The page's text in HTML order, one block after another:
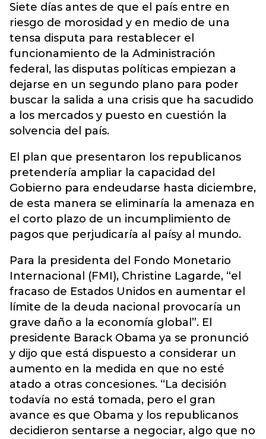
Siete días antes de que el país entre en
riesgo de morosidad y en medio de una
tensa disputa para restablecer el
funcionamiento de la Administración
federal, las disputas políticas empiezan a
dejarse en un segundo plano para poder
buscar la salida a una crisis que ha sacudido
a los mercados y puesto en cuestión la
solvencia del país.
El plan que presentaron los republicanos
pretendería ampliar la capacidad del
Gobierno para endeudarse hasta diciembre,
de esta manera se eliminaría la amenaza en
el corto plazo de un incumplimiento de
pagos que perjudicaría al paísy al mundo.
Para la presidenta del Fondo Monetario
Internacional (FMI), Christine Lagarde, “el
fracaso de Estados Unidos en aumentar el
límite de la deuda nacional provocaría un
grave daño a la economía global”. El
presidente Barack Obama ya se pronunció
y dijo que está dispuesto a considerar un
aumento en la medida en que no esté
atado a otras concesiones. “La decisión
todavía no está tomada, pero el gran
avance es que Obama y los republicanos
decidieron sentarse a negociar, algo que no